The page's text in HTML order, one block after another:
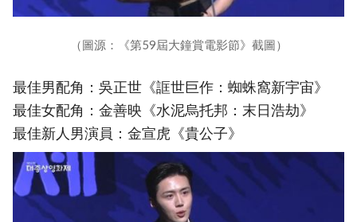
（圖源：《第59屆大鐘賞電影節》截圖）
最佳男配角：吳正世《誆世巨作：蜘蛛窩新宇宙》
最佳女配角：金善映《水泥烏托邦：末日浩劫》
最佳新人男演員：金宣虎《貴公子》